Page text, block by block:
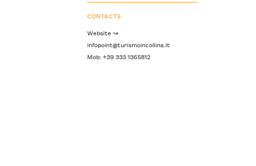
CONTACTS
Website ↝
infopoint@turismoincollina.it
Mob: +39 333 1365812